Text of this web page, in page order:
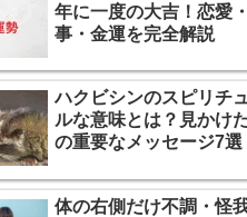
年に一度の大吉！恋愛
事・金運を完全解説
ハクビシンのスピリチ
ルな意味とは？見かけ
の重要なメッセージ7選
体の右側だけ不調・怪